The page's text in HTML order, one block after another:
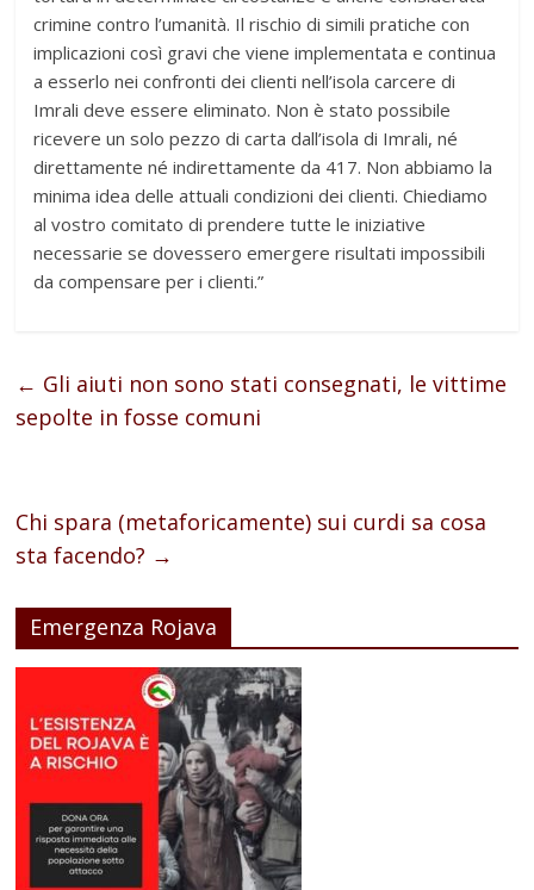
crimine contro l’umanità. Il rischio di simili pratiche con
implicazioni così gravi che viene implementata e continua
a esserlo nei confronti dei clienti nell’isola carcere di
Imrali deve essere eliminato. Non è stato possibile
ricevere un solo pezzo di carta dall’isola di Imrali, né
direttamente né indirettamente da 417. Non abbiamo la
minima idea delle attuali condizioni dei clienti. Chiediamo
al vostro comitato di prendere tutte le iniziative
necessarie se dovessero emergere risultati impossibili
da compensare per i clienti.”
← Gli aiuti non sono stati consegnati, le vittime
sepolte in fosse comuni
Chi spara (metaforicamente) sui curdi sa cosa
sta facendo? →
Emergenza Rojava